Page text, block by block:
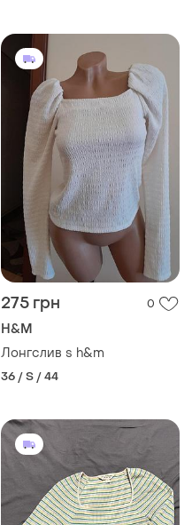
275 грн 0
H&M
Лонгслив s h&m
36 / S / 44